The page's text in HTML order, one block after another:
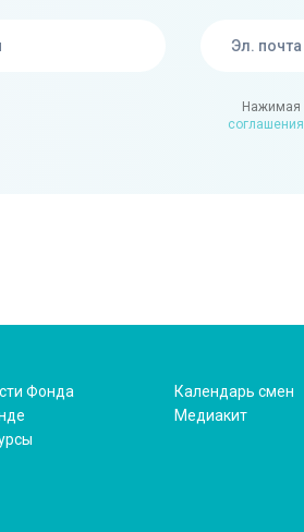
Нажимая
соглашения
Фонда
Календарь смен
Медиакит